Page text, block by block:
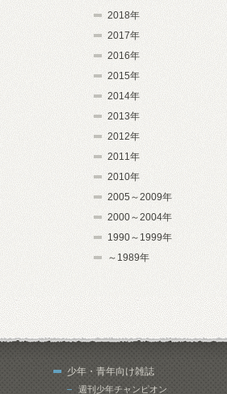
2018年
2017年
2016年
2015年
2014年
2013年
2012年
2011年
2010年
2005～2009年
2000～2004年
1990～1999年
～1989年
少年・青年向け雑誌
週刊少年チャンピオン